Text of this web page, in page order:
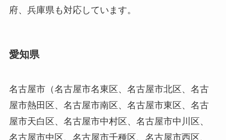
府、兵庫県も対応しています。
愛知県
名古屋市（名古屋市名東区、名古屋市北区、名古
屋市熱田区、名古屋市南区、名古屋市東区、名古
屋市天白区、名古屋市中村区、名古屋市中川区、
名古屋市中区、名古屋市千種区、名古屋市西区、